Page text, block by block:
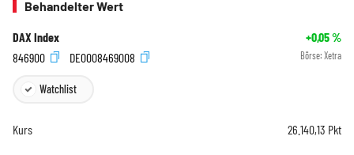
Behandelter Wert
DAX Index +0,05%
846900
DE0008469008 Börse: Xetra
Watchlist
Kurs 26.140,13 Pkt